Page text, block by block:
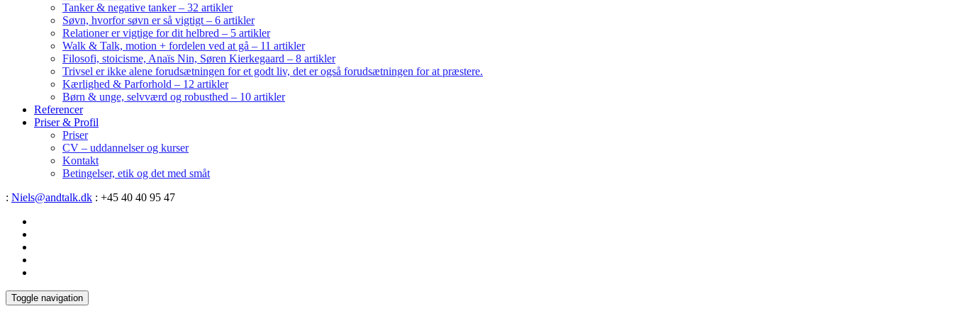
Tanker & negative tanker – 32 artikler
Søvn, hvorfor søvn er så vigtigt – 6 artikler
Relationer er vigtige for dit helbred – 5 artikler
Walk & Talk, motion + fordelen ved at gå – 11 artikler
Filosofi, stoicisme, Anaïs Nin, Søren Kierkegaard – 8 artikler
Trivsel er ikke alene forudsætningen for et godt liv, det er også forudsætningen for at præstere.
Kærlighed & Parforhold – 12 artikler
Børn & unge, selvværd og robusthed – 10 artikler
Referencer
Priser & Profil
Priser
CV – uddannelser og kurser
Kontakt
Betingelser, etik og det med småt
: Niels@andtalk.dk : +45 40 40 95 47
Toggle navigation